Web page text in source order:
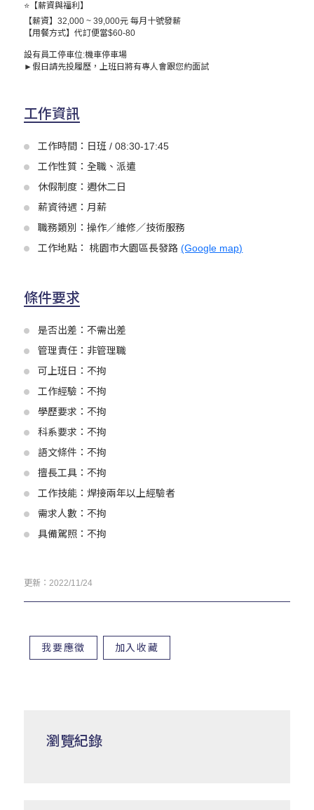
⭐【薪資與福利】
【薪資】32,000 ~ 39,000元 每月十號發薪
【用餐方式】代訂便當$60-80
設有員工停車位:機車停車場
►假日請先投履歷，上班日將有專人會跟您約面試
工作資訊
工作時間：日班 / 08:30-17:45
工作性質：全職、派遣
休假制度：週休二日
薪資待遇：月薪
職務類別：操作／維修／技術服務
工作地點： 桃園市大園區長發路(Google map)
條件要求
是否出差：不需出差
管理責任：非管理職
可上班日：不拘
工作經驗：不拘
學歷要求：不拘
科系要求：不拘
語文條件：不拘
擅長工具：不拘
工作技能：焊接兩年以上經驗者
需求人數：不拘
具備駕照：不拘
更新：2022/11/24
我要應徵 加入收藏
瀏覽紀錄